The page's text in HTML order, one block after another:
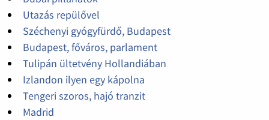
Utazás repülővel
Széchenyi gyógyfürdő, Budapest
Budapest, főváros, parlament
Tulipán ültetvény Hollandiában
Izlandon ilyen egy kápolna
Tengeri szoros, hajó tranzit
Madrid